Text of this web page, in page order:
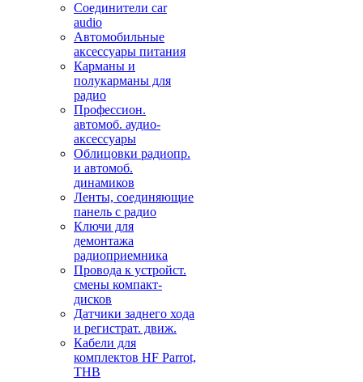
Соединители car
audio
Автомобильные
аксессуары питания
Карманы и
полукарманы для
радио
Профессион.
автомоб. аудио-
аксессуары
Облицовки радиопр.
и автомоб.
динамиков
Ленты, соединяющие
панель с радио
Ключи для
демонтажа
радиоприемника
Провода к устройст.
смены компакт-
дисков
Датчики заднего хода
и регистрат. движ.
Кабели для
комплектов HF Parrot,
THB